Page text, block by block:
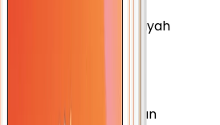
SE 2020 - 64 GB - Siyah
7 Plus - 128 GB - Altın